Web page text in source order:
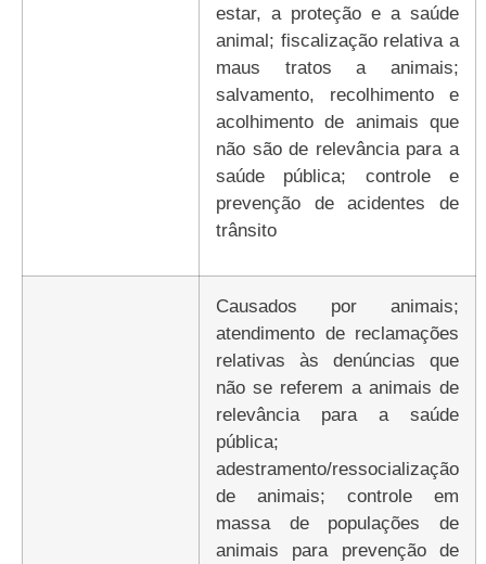
estar, a proteção e a saúde
animal; fiscalização relativa a
maus tratos a animais;
salvamento, recolhimento e
acolhimento de animais que
não são de relevância para a
saúde pública; controle e
prevenção de acidentes de
trânsito
causados por animais;
atendimento de reclamações
relativas às denúncias que
não se referem a animais de
relevância para a saúde
pública;
adestramento/ressocialização
de animais; controle em
massa de populações de
animais para prevenção de